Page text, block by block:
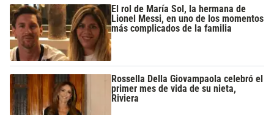
El rol de María Sol, la hermana de
Lionel Messi, en uno de los momentos
más complicados de la familia
Rossella Della Giovampaola celebró el
primer mes de vida de su nieta,
Riviera